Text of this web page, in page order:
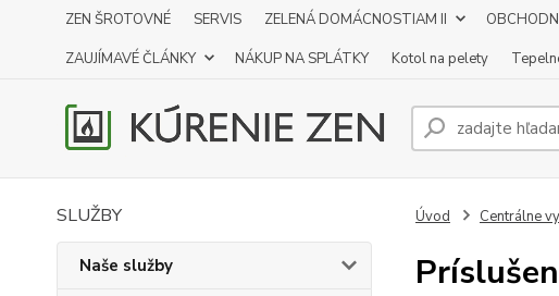
ZEN ŠROTOVNÉ SERVIS ZELENÁ DOMÁCNOSTIAM II
ZAUJÍMAVÉ ČLÁNKY
NÁKUP NA SPLÁTKY Kotol na pelety
SLUŽBY
Naše služby
Úvod Centrálne